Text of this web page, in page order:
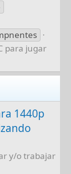
para jugar
1440p
y/o trabajar